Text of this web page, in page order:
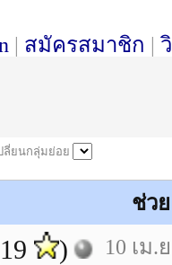
| สมัครสมาชิก |
ลี่ยนกลุ่มย่อย
ช่ว
) 10 เม.